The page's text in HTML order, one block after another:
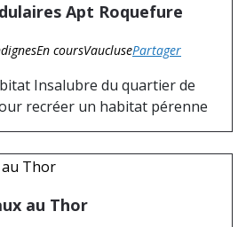
Apt Roquefure
En coursVauclusePartager
Insalubre du quartier de
recréer un habitat pérenne
au Thor